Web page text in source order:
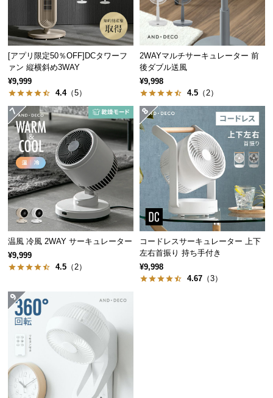
に
つ
い
て
搬
入
経
路
に
つ
い
て
返
品・
キ
ン
セ
ル
つ
て
[アプリ限定50％OFF]DCタワーフ
ァン 縦横斜め3WAY
¥9,999
4.4（5）
2WAYマルチサーキュレーター 前
後ダブル送風
¥9,998
4.5 （2）
温風 冷風 2WAY サーキュレーター
¥9,999
4.5 （2）
コードレスサーキュレーター 上下
左右首振り 持ち手付き
¥9,998
4.67 （3）